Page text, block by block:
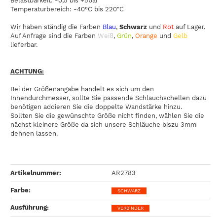
Temperaturbereich: -40°C bis 220"C
Wir haben ständig die Farben Blau, Schwarz und Rot auf Lager.
Auf Anfrage sind die Farben Weiß, Grün, Orange und Gelb
lieferbar.
ACHTUNG:
Bei der Größenangabe handelt es sich um den
Innendurchmesser, sollte Sie passende Schlauchschellen dazu
benötigen addieren Sie die doppelte Wandstärke hinzu.
Sollten Sie die gewünschte Größe nicht finden, wählen Sie die
nächst kleinere Größe da sich unsere Schläuche biszu 3mm
dehnen lassen.
Artikelnummer: AR2783
Farbe‍: SCHWARZ
Ausführung‍: VERBINDER